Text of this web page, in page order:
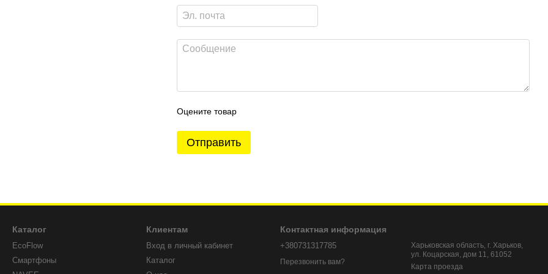
Оцените товар
Отправить
Каталог
EcoFlow
Смартфоны
Клиентам
Вход в личный кабинет
Каталог
Контактная информация
+380731317785
Перезвонить вам?
Харьковская область, г. Харьков,
ул. Коцарская, дом 11, 61052
Карта проезда